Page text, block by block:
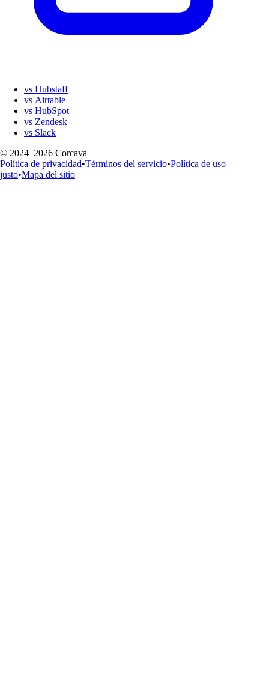
vs Hubstaff
vs Airtable
vs HubSpot
vs Zendesk
vs Slack
© 2024–2026 Corcava
Política de privacidad•Términos del servicio•Política de uso
justo•Mapa del sitio